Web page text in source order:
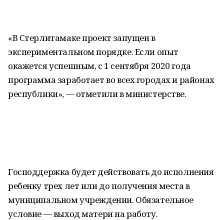
«В Стерлитамаке проект запущен в
экспериментальном порядке. Если опыт
окажется успешным, с 1 сентября 2020 года
программа заработает во всех городах и районах
республики», — отметили в министерстве.
Господдержка будет действовать до исполнения
ребенку трех лет или до получения места в
муниципальном учреждении. Обязательное
условие — выход матери на работу.